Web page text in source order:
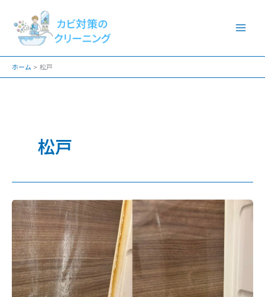
ホーム 松戸
松戸